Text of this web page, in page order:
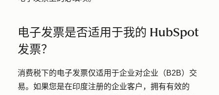
电子发票是否适用于我的 HubSpot
发票？
消费税下的电子发票仅适用于企业对企业（B2B）交
易。如果您是在印度注册的企业客户，拥有有效的